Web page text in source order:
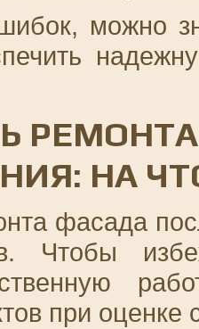
можно
НА
фасада
Чтобы
при оценке